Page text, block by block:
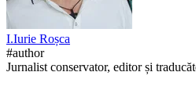
I.Iurie Roșca
#author
Jurnalist conservator, editor și